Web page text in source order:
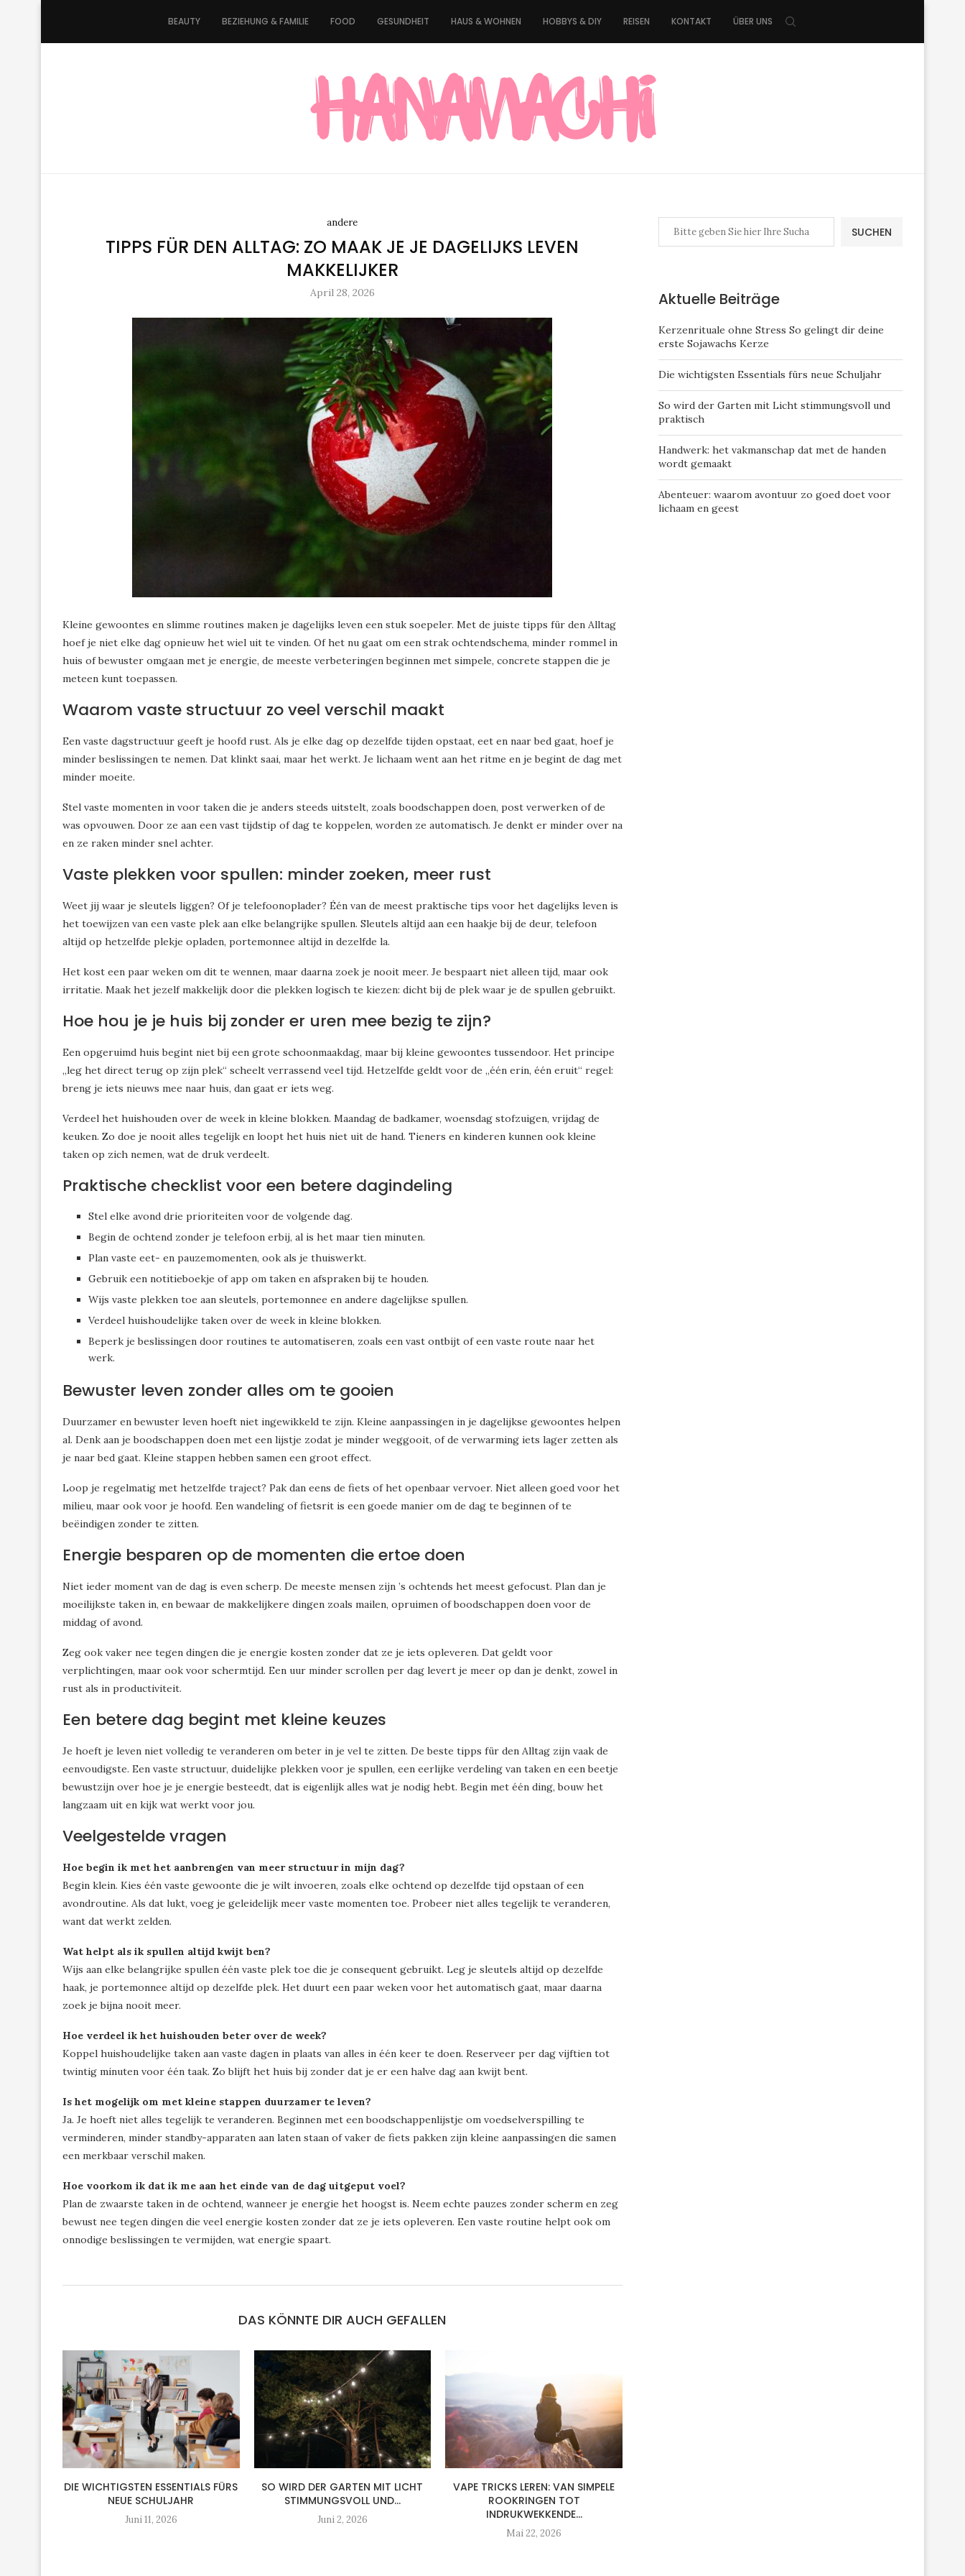
BEAUTY BEZIEHUNG & FAMILIE FOOD GESUNDHEIT HAUS & WOHNEN HOBBYS & DIY REISEN KONTAKT ÜBER UNS
andere
TIPPS FÜR DEN ALLTAG: ZO MAAK JE JE DAGELIJKS LEVEN
MAKKELIJKER
April 28, 2026
Kleine gewoontes en slimme routines maken je dagelijks leven een stuk soepeler. Met de juiste tipps für den Alltag
hoef je niet elke dag opnieuw het wiel uit te vinden. Of het nu gaat om een strak ochtendschema, minder rommel in
huis of bewuster omgaan met je energie, de meeste verbeteringen beginnen met simpele, concrete stappen die je
meteen kunt toepassen.
Waarom vaste structuur zo veel verschil maakt
Een vaste dagstructuur geeft je hoofd rust. Als je elke dag op dezelfde tijden opstaat, eet en naar bed gaat, hoef je
minder beslissingen te nemen. Dat klinkt saai, maar het werkt. Je lichaam went aan het ritme en je begint de dag met
minder moeite.
Stel vaste momenten in voor taken die je anders steeds uitstelt, zoals boodschappen doen, post verwerken of de
was opvouwen. Door ze aan een vast tijdstip of dag te koppelen, worden ze automatisch. Je denkt er minder over na
en ze raken minder snel achter.
Vaste plekken voor spullen: minder zoeken, meer rust
Weet jij waar je sleutels liggen? Of je telefoonoplader? Één van de meest praktische tips voor het dagelijks leven is
het toewijzen van een vaste plek aan elke belangrijke spullen. Sleutels altijd aan een haakje bij de deur, telefoon
altijd op hetzelfde plekje opladen, portemonnee altijd in dezelfde la.
Het kost een paar weken om dit te wennen, maar daarna zoek je nooit meer. Je bespaart niet alleen tijd, maar ook
irritatie. Maak het jezelf makkelijk door die plekken logisch te kiezen: dicht bij de plek waar je de spullen gebruikt.
Hoe hou je je huis bij zonder er uren mee bezig te zijn?
Een opgeruimd huis begint niet bij een grote schoonmaakdag, maar bij kleine gewoontes tussendoor. Het principe
„leg het direct terug op zijn plek“ scheelt verrassend veel tijd. Hetzelfde geldt voor de „één erin, één eruit“ regel:
breng je iets nieuws mee naar huis, dan gaat er iets weg.
Verdeel het huishouden over de week in kleine blokken. Maandag de badkamer, woensdag stofzuigen, vrijdag de
keuken. Zo doe je nooit alles tegelijk en loopt het huis niet uit de hand. Tieners en kinderen kunnen ook kleine
taken op zich nemen, wat de druk verdeelt.
Praktische checklist voor een betere dagindeling
Stel elke avond drie prioriteiten voor de volgende dag.
Begin de ochtend zonder je telefoon erbij, al is het maar tien minuten.
Plan vaste eet- en pauzemomenten, ook als je thuiswerkt.
Gebruik een notitieboekje of app om taken en afspraken bij te houden.
Wijs vaste plekken toe aan sleutels, portemonnee en andere dagelijkse spullen.
Verdeel huishoudelijke taken over de week in kleine blokken.
Beperk je beslissingen door routines te automatiseren, zoals een vast ontbijt of een vaste route naar het
werk.
Bewuster leven zonder alles om te gooien
Duurzamer en bewuster leven hoeft niet ingewikkeld te zijn. Kleine aanpassingen in je dagelijkse gewoontes helpen
al. Denk aan je boodschappen doen met een lijstje zodat je minder weggooit, of de verwarming iets lager zetten als
je naar bed gaat. Kleine stappen hebben samen een groot effect.
Loop je regelmatig met hetzelfde traject? Pak dan eens de fiets of het openbaar vervoer. Niet alleen goed voor het
milieu, maar ook voor je hoofd. Een wandeling of fietsrit is een goede manier om de dag te beginnen of te
beëindigen zonder te zitten.
Energie besparen op de momenten die ertoe doen
Niet ieder moment van de dag is even scherp. De meeste mensen zijn ’s ochtends het meest gefocust. Plan dan je
moeilijkste taken in, en bewaar de makkelijkere dingen zoals mailen, opruimen of boodschappen doen voor de
middag of avond.
Zeg ook vaker nee tegen dingen die je energie kosten zonder dat ze je iets opleveren. Dat geldt voor
verplichtingen, maar ook voor schermtijd. Een uur minder scrollen per dag levert je meer op dan je denkt, zowel in
rust als in productiviteit.
Een betere dag begint met kleine keuzes
Je hoeft je leven niet volledig te veranderen om beter in je vel te zitten. De beste tipps für den Alltag zijn vaak de
eenvoudigste. Een vaste structuur, duidelijke plekken voor je spullen, een eerlijke verdeling van taken en een beetje
bewustzijn over hoe je je energie besteedt, dat is eigenlijk alles wat je nodig hebt. Begin met één ding, bouw het
langzaam uit en kijk wat werkt voor jou.
Veelgestelde vragen
Hoe begin ik met het aanbrengen van meer structuur in mijn dag?
Begin klein. Kies één vaste gewoonte die je wilt invoeren, zoals elke ochtend op dezelfde tijd opstaan of een
avondroutine. Als dat lukt, voeg je geleidelijk meer vaste momenten toe. Probeer niet alles tegelijk te veranderen,
want dat werkt zelden.
Wat helpt als ik spullen altijd kwijt ben?
Wijs aan elke belangrijke spullen één vaste plek toe die je consequent gebruikt. Leg je sleutels altijd op dezelfde
haak, je portemonnee altijd op dezelfde plek. Het duurt een paar weken voor het automatisch gaat, maar daarna
zoek je bijna nooit meer.
Hoe verdeel ik het huishouden beter over de week?
Koppel huishoudelijke taken aan vaste dagen in plaats van alles in één keer te doen. Reserveer per dag vijftien tot
twintig minuten voor één taak. Zo blijft het huis bij zonder dat je er een halve dag aan kwijt bent.
Is het mogelijk om met kleine stappen duurzamer te leven?
Ja. Je hoeft niet alles tegelijk te veranderen. Beginnen met een boodschappenlijstje om voedselverspilling te
verminderen, minder standby-apparaten aan laten staan of vaker de fiets pakken zijn kleine aanpassingen die samen
een merkbaar verschil maken.
Hoe voorkom ik dat ik me aan het einde van de dag uitgeput voel?
Plan de zwaarste taken in de ochtend, wanneer je energie het hoogst is. Neem echte pauzes zonder scherm en zeg
bewust nee tegen dingen die veel energie kosten zonder dat ze je iets opleveren. Een vaste routine helpt ook om
onnodige beslissingen te vermijden, wat energie spaart.
DAS KÖNNTE DIR AUCH GEFALLEN
DIE WICHTIGSTEN ESSENTIALS FÜRS
NEUE SCHULJAHR
Juni 11, 2026
SO WIRD DER GARTEN MIT LICHT
STIMMUNGSVOLL UND...
Juni 2, 2026
VAPE TRICKS LEREN: VAN SIMPELE
ROOKRINGEN TOT
INDRUKWEKKENDE...
Mai 22, 2026
SUCHEN
Aktuelle Beiträge
Kerzenrituale ohne Stress So gelingt dir deine
erste Sojawachs Kerze
Die wichtigsten Essentials fürs neue Schuljahr
So wird der Garten mit Licht stimmungsvoll und
praktisch
Handwerk: het vakmanschap dat met de handen
wordt gemaakt
Abenteuer: waarom avontuur zo goed doet voor
lichaam en geest